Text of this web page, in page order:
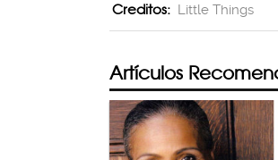
Creditos: Little Things
Artículos